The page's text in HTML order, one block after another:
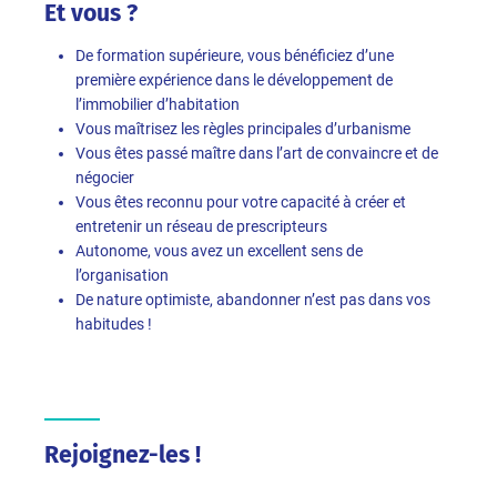
Et vous ?
De formation supérieure, vous bénéficiez d’une
première expérience dans le développement de
l’immobilier d’habitation
Vous maîtrisez les règles principales d’urbanisme
Vous êtes passé maître dans l’art de convaincre et de
négocier
Vous êtes reconnu pour votre capacité à créer et
entretenir un réseau de prescripteurs
Autonome, vous avez un excellent sens de
l’organisation
De nature optimiste, abandonner n’est pas dans vos
habitudes !
Rejoignez-les !